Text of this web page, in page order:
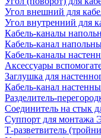
Угол внешний для
Угол внутренний для
Кабель-каналы
Кабель-канал
Кабель-каналы
Аксессуары
Заглушка для
Кабель-канал
Разделитель-
Соединитель на стык
Суппорт для монтажа
Т-разветвитель